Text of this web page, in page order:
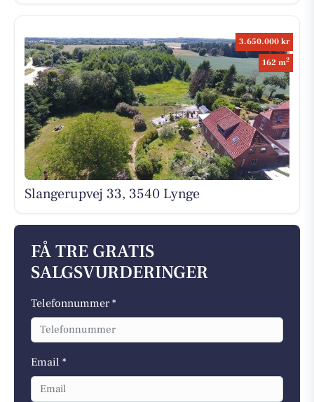
3.650.000 kr
162 m2
Slangerupvej 33, 3540 Lynge
FÅ TRE GRATIS
SALGSVURDERINGER
Telefonnummer *
Email *